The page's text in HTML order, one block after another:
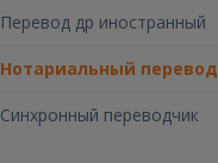
Перевод др иностранный
Нотариальный перевод
Синхронный переводчик